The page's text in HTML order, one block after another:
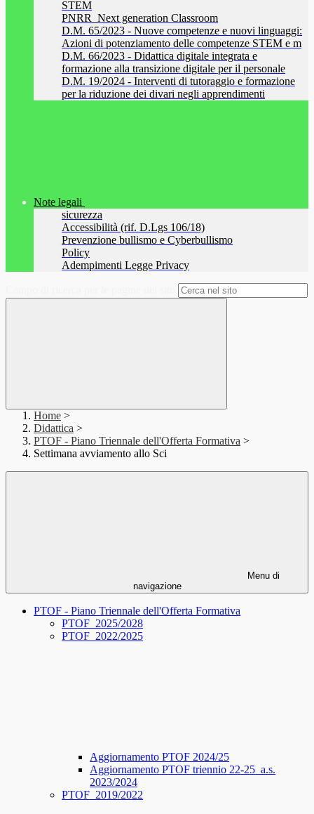
STEM
PNRR_Next generation Classroom
D.M. 65/2023 - Nuove competenze e nuovi linguaggi:
Azioni di potenziamento delle competenze STEM e m
D.M. 66/2023 - Didattica digitale integrata e
formazione alla transizione digitale per il personale
D.M. 19/2024 - Interventi di tutoraggio e formazione
per la riduzione dei divari negli apprendimenti
Note legali
sicurezza
Accessibilità (rif. D.Lgs 106/18)
Prevenzione bullismo e Cyberbullismo
Policy
Adempimenti Legge Privacy
Home >
Didattica >
PTOF - Piano Triennale dell'Offerta Formativa >
Settimana avviamento allo Sci
Menu di
navigazione
PTOF - Piano Triennale dell'Offerta Formativa
PTOF_2025/2028
PTOF_2022/2025
Aggiornamento PTOF 2024/25
Aggiornamento PTOF triennio 22-25_a.s.
2023/2024
PTOF_2019/2022